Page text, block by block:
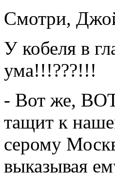
Смотри,
У кобеля в
ума!!!???!!!
- Вот же,
тащит к
серому
выказывая